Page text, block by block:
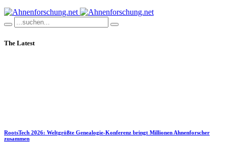
The Latest
RootsTech 2026: Weltgrößte Genealogie-Konferenz bringt Millionen Ahnenforscher
zusammen